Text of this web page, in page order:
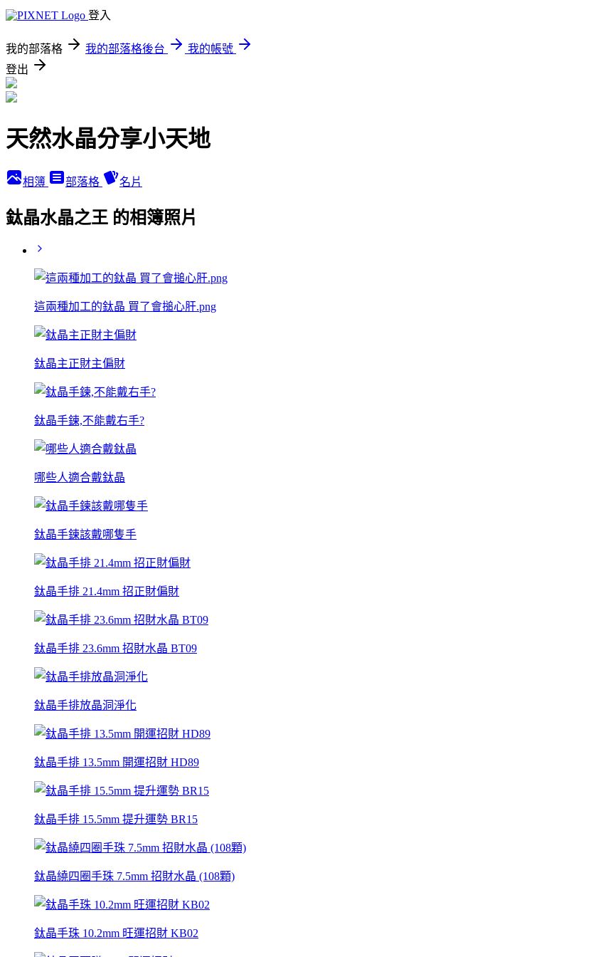
登入
我的部落格 我的部落格後台
我的帳號
登出
天然水晶分享小天地
相簿 部落格 名片
鈦晶水晶之王 的相簿照片
這兩種加工的鈦晶 買了會搥心肝.png
鈦晶主正財主偏財
鈦晶手鍊,不能戴右手?
哪些人適合戴鈦晶
鈦晶手鍊該戴哪隻手
鈦晶手排 21.4mm 招正財偏財
鈦晶手排 23.6mm 招財水晶 BT09
鈦晶手排放晶洞淨化
鈦晶手排 13.5mm 開運招財 HD89
鈦晶手排 15.5mm 提升運勢 BR15
鈦晶繞四圈手珠 7.5mm 招財水晶 (108顆)
鈦晶手珠 10.2mm 旺運招財 KB02